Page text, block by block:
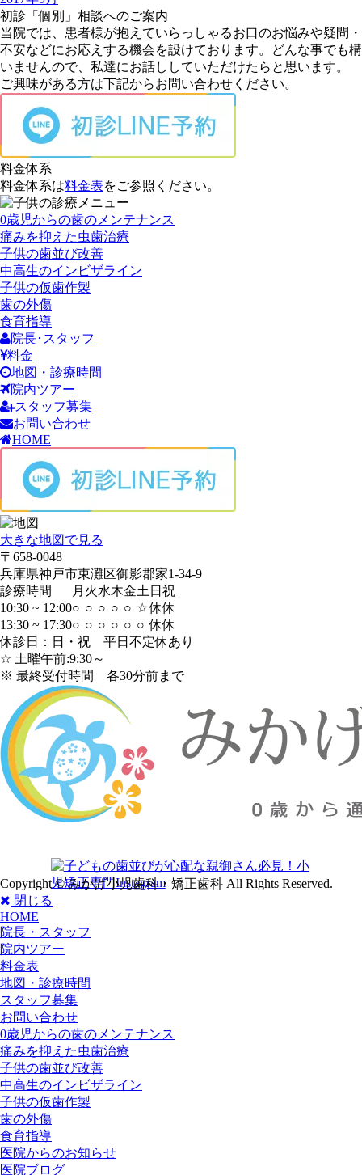
初診「個別」相談へのご案内
当院では、患者様が抱えていらっしゃるお口のお悩みや疑問・
不安などにお応えする機会を設けております。どんな事でも構
いませんので、私達にお話ししていただけたらと思います。
ご興味がある方は下記からお問い合わせください。
料金体系
料金体系は料金表をご参照ください。
0歳児からの歯のメンテナンス
痛みを抑えた虫歯治療
子供の歯並び改善
中高生のインビザライン
子供の仮歯作製
歯の外傷
食育指導
院長･スタッフ
料金
地図・診療時間
院内ツアー
スタッフ募集
お問い合わせ
HOME
大きな地図で見る
〒658-0048
兵庫県神戸市東灘区御影郡家1-34-9
診療時間
月 火水木金土 日 祝
10:30 ~ 12:00○ ○ ○ ○ ○ ☆休休
13:30 ~ 17:30○ ○ ○ ○ ○ ○ 休休
休診日：日・祝 平日不定休あり
☆ 土曜午前:9:30～
※ 最終受付時間 各30分前まで
Copyright © みかげ小児歯科・矯正歯科 All Rights Reserved.
閉じる
HOME
院長・スタッフ
院内ツアー
料金表
地図・診療時間
スタッフ募集
お問い合わせ
0歳児からの歯のメンテナンス
痛みを抑えた虫歯治療
子供の歯並び改善
中高生のインビザライン
子供の仮歯作製
歯の外傷
食育指導
医院からのお知らせ
医院ブログ